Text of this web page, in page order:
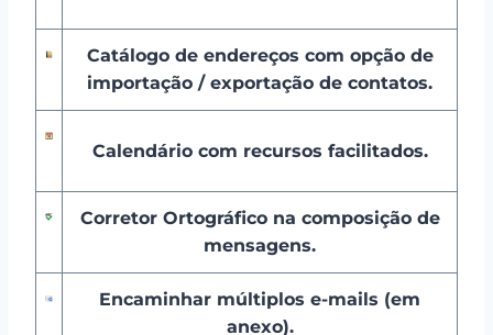
Catálogo de endereços com opção de
importação / exportação de contatos.
Calendário com recursos facilitados.
Corretor Ortográfico na composição de
mensagens.
Encaminhar múltiplos e-mails (em
anexo).